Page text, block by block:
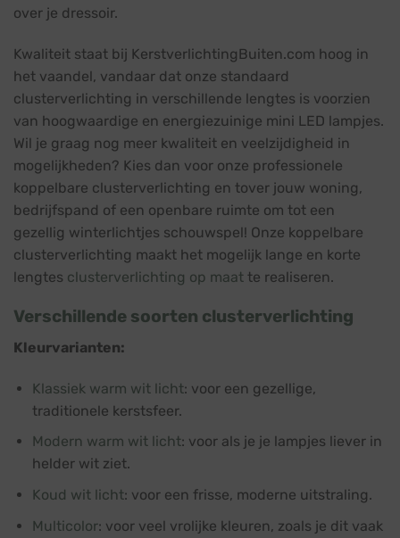
over je dressoir.
Kwaliteit staat bij KerstverlichtingBuiten.com hoog in
het vaandel, vandaar dat onze standaard
clusterverlichting in verschillende lengtes is voorzien
van hoogwaardige en energiezuinige mini LED lampjes.
Wil je graag nog meer kwaliteit en veelzijdigheid in
mogelijkheden? Kies dan voor onze professionele
koppelbare clusterverlichting en tover jouw woning,
bedrijfspand of een openbare ruimte om tot een
gezellig winterlichtjes schouwspel! Onze koppelbare
clusterverlichting maakt het mogelijk lange en korte
lengtes clusterverlichting op maat te realiseren.
Verschillende soorten clusterverlichting
Kleurvarianten:
Klassiek warm wit licht: voor een gezellige,
traditionele kerstsfeer.
Modern warm wit licht: voor als je je lampjes liever in
helder wit ziet.
Koud wit licht: voor een frisse, moderne uitstraling.
Multicolor: voor veel vrolijke kleuren, zoals je dit vaak